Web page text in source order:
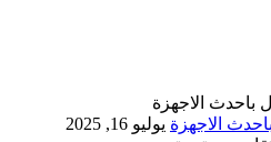
يوليو 16, 2025